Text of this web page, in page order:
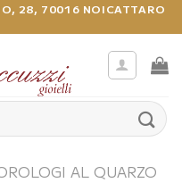
28, 70016 NOICATTARO
AL QUARZO